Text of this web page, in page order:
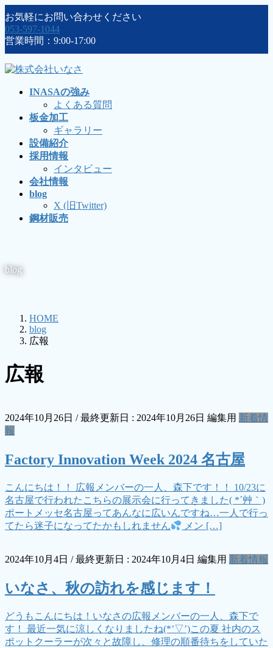
ン
テ
ン
ツ
に
ビ
ゲ
ー
シ
ョ
お気軽にお問い合わせください
053-597-1044
営業時間：9:00-17:00
INASAの強み
よくある質問
板金加工
ギャラリー
設備紹介
採用情報
インタビュー
会社情報
blog
X (旧Twitter)
鋼材販売
blog
HOME
blog
広報
広報
2024年10月26日 / 最終更新日 : 2024年10月26日 編集用 新着情
報
Factory Innovation Week 2024 名古屋
こんにちは！！ 広報メンバーの一人、森下です！！ 10/23に
名古屋で行われたこちらの展示会に行ってきました( *´艸｀)
ポートメッセ名古屋ってあんなに広いんですね…一人で行っ
てたら迷子になってたかもしれません
メン […]
2024年10月4日 / 最終更新日 : 2024年10月4日 編集用 新着情報
いなさ、秋の訪れを感じます！
どうもこんにちは！いなさの広報メンバーの一人、森下で
す！ 最近一気に涼しくなりましたね(*’▽’)この夏 社内のス
ポットクーラーが次々と故障し、修理の順番待ちをしていた